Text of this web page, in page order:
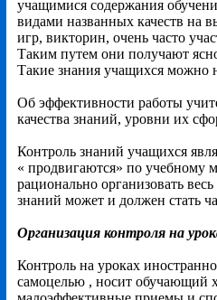
учащимися содержания
видами названных качеств на
игр, викторин, очень часто
Таким путем они получают
Такие знания учащихся можно
Об эффективности работы
качества знаний, уровни их
Контроль знаний учащихся
« продвигаются» по учебному
рационально организовать
знаний может и должен стать
Организация контроля на
Контроль на уроках
самоцелью , носит обучающий